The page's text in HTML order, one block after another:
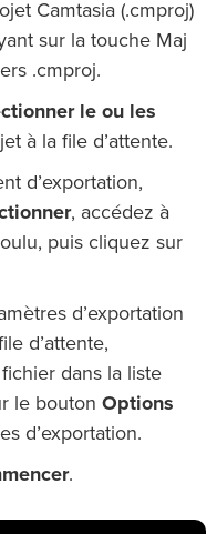
Camtasia (.cmproj)
sur la touche Maj
.cmproj.
le ou les
à la file d’attente.
d’exportation,
, accédez à
puis cliquez sur
d’exportation
d’attente,
dans la liste
le bouton Options
d’exportation.
.